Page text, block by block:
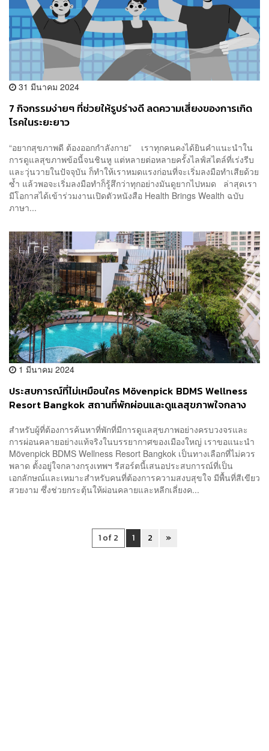
31 มีนาคม 2024
7 กิจกรรมง่ายๆ ที่ช่วยให้รูปร่างดี ลดความเสี่ยงของการเกิด
โรคในระยะยาว
“อยากสุขภาพดี ต้องออกกำลังกาย” เราทุกคนคงได้ยินคำแนะนำใน
การดูแลสุขภาพข้อนี้จนชินหู แต่หลายต่อหลายครั้งไลฟ์สไตล์ที่เร่งรีบ
และวุ่นวายในปัจจุบัน ก็ทำให้เราหมดแรงก่อนที่จะเริ่มลงมือทำเสียด้วย
ซ้ำ แล้วพอจะเริ่มลงมือทำก็รู้สึกว่าทุกอย่างมันดูยากไปหมด ล่าสุดเรา
มีโอกาสได้เข้าร่วมงานเปิดตัวหนังสือ Health Brings Wealth ฉบับ
ภาษา...
1 มีนาคม 2024
ประสบการณ์ที่ไม่เหมือนใคร Mövenpick BDMS Wellness
Resort Bangkok สถานที่พักผ่อนและดูแลสุขภาพใจกลาง
สำหรับผู้ที่ต้องการค้นหาที่พักที่มีการดูแลสุขภาพอย่างครบวงจรและ
การผ่อนคลายอย่างแท้จริงในบรรยากาศของเมืองใหญ่ เราขอแนะนำ
Mövenpick BDMS Wellness Resort Bangkok เป็นทางเลือกที่ไม่ควร
พลาด ตั้งอยู่ใจกลางกรุงเทพฯ รีสอร์ตนี้เสนอประสบการณ์ที่เป็น
เอกลักษณ์และเหมาะสำหรับคนที่ต้องการความสงบสุขใจ มีพื้นที่สีเขียว
สวยงาม ซึ่งช่วยกระตุ้นให้ผ่อนคลายและหลีกเลี่ยงค...
1 of 2 1 2 »